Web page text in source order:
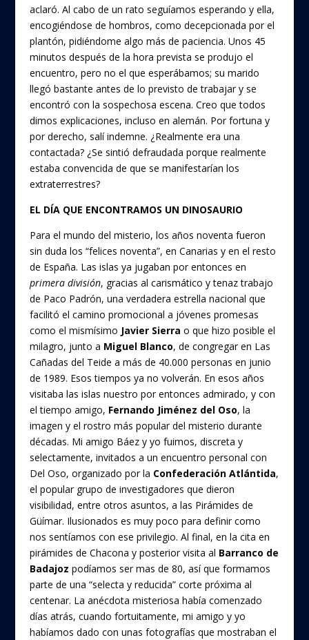
aclaró. Al cabo de un rato seguíamos esperando y ella,
encogiéndose de hombros, como decepcionada por el
plantón, pidiéndome algo más de paciencia. Unos 45
minutos después de la hora prevista se produjo el
encuentro, pero no el que esperábamos; su marido
llegó bastante antes de lo previsto de trabajar y se
encontró con la sospechosa escena. Creo que todos
dimos explicaciones, incluso en alemán. Por fortuna y
por derecho, salí indemne. ¿Realmente era una
contactada? ¿Se sintió defraudada porque realmente
estaba convencida de que se manifestarían los
extraterrestres?
EL DÍA QUE ENCONTRAMOS UN DINOSAURIO
Para el mundo del misterio, los años noventa fueron
sin duda los “felices noventa”, en Canarias y en el resto
de España. Las islas ya jugaban por entonces en
primera división, gracias al carismático y tenaz trabajo
de Paco Padrón, una verdadera estrella nacional que
facilitó el camino promocional a jóvenes promesas
como el mismísimo Javier Sierra o que hizo posible el
milagro, junto a Miguel Blanco, de congregar en Las
Cañadas del Teide a más de 40.000 personas en junio
de 1989. Esos tiempos ya no volverán. En esos años
visitaba las islas nuestro por entonces admirado, y con
el tiempo amigo, Fernando Jiménez del Oso, la
imagen y el rostro más popular del misterio durante
décadas. Mi amigo Báez y yo fuimos, discreta y
selectamente, invitados a un encuentro personal con
Del Oso, organizado por la Confederación Atlántida,
el popular grupo de investigadores que dieron
visibilidad, entre otros asuntos, a las Pirámides de
Güímar. Ilusionados es muy poco para definir como
nos sentíamos con ese privilegio. Al final, en la cita en
pirámides de Chacona y posterior visita al Barranco de
Badajoz podíamos ser mas de 80, así que formamos
parte de una “selecta y reducida” corte próxima al
centenar. La anécdota misteriosa había comenzado
días atrás, cuando fortuitamente, mi amigo y yo
habíamos dado con unas fotografías que mostraban el